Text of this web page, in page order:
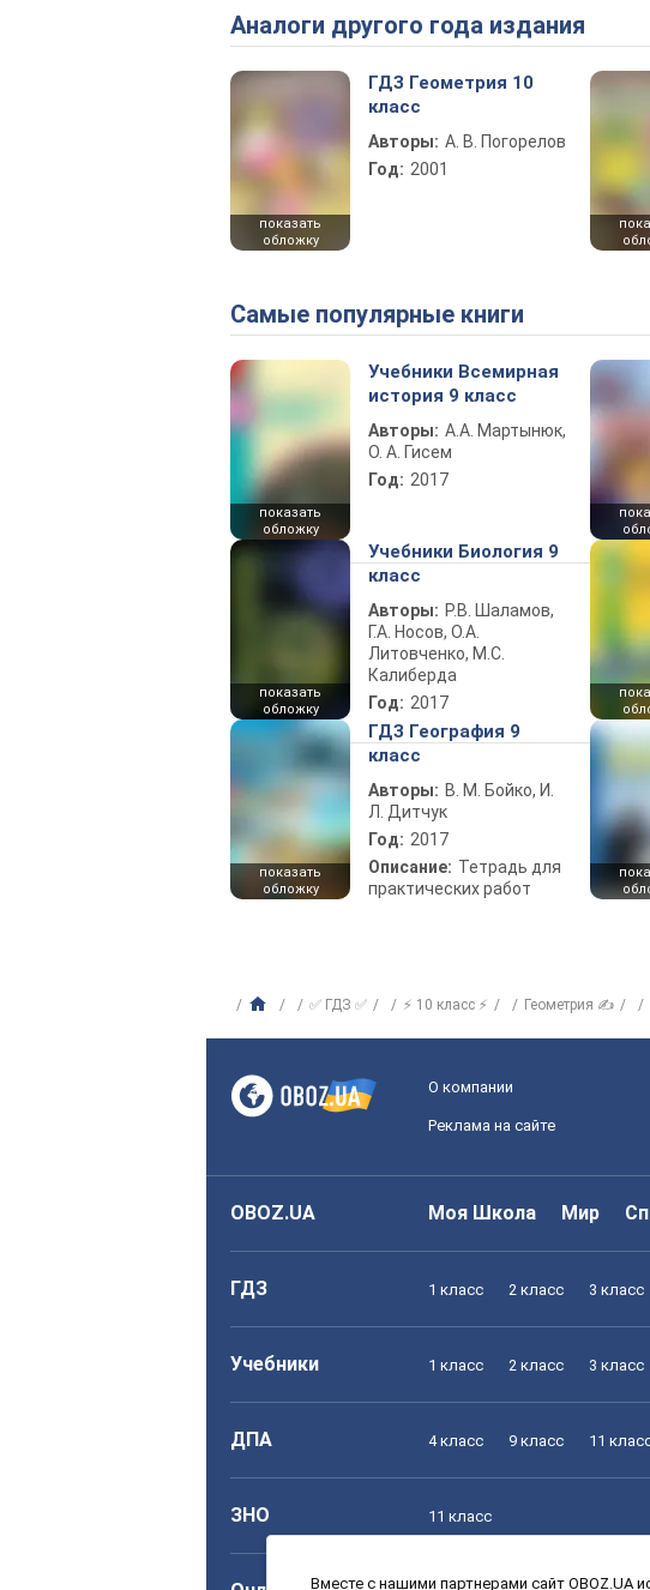
Аналоги другого года издания
показать
обложку
ГДЗ Геометрия 10
класс
Авторы: А. В. Погорелов
Год: 2001
Самые популярные книги
показать
обложку
Учебники Всемирная
история 9 класс
Авторы: А.А. Мартынюк,
О. А. Гисем
Год: 2017
показать
обложку
Учебники Биология 9
класс
Авторы: Р.В. Шаламов,
Г.А. Носов, О.А.
Литовченко, М.С.
Калиберда
Год: 2017
показать
обложку
ГДЗ География 9
класс
Авторы: В. М. Бойко, И.
Л. Дитчук
Год: 2017
Описание: Тетрадь для
практических работ
✅ ГДЗ ✅ ⚡ 10 класс ⚡ Геометрия ✍
О компании
Реклама на сайте
OBOZ.UA Моя Школа Мир
ГДЗ 1 класс 2 класс 3 класс
Учебники 1 класс 2 класс 3 класс
ДПА 4 класс 9 класс 11
ЗНО 11 класс
Вместе с нашими партнерами сайт OBOZ.UA